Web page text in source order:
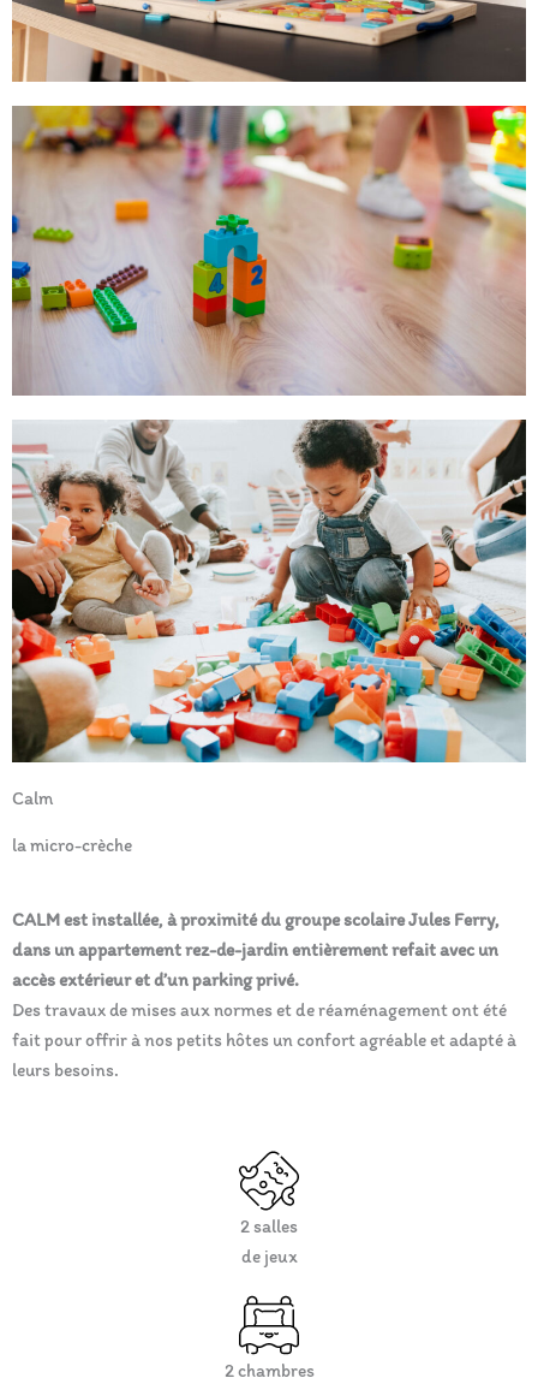
Calm
la micro-crèche
CALM est installée, à proximité du groupe scolaire Jules Ferry,
dans un appartement rez-de-jardin entièrement refait avec un
accès extérieur et d’un parking privé.
Des travaux de mises aux normes et de réaménagement ont été
fait pour offrir à nos petits hôtes un confort agréable et adapté à
leurs besoins.
2 salles
de jeux
2 chambres